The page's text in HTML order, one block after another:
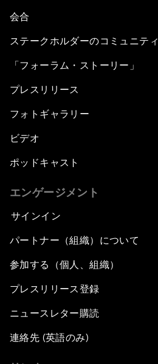
会合
ステークホルダーのコミュニティ
「フォーラム・ストーリー」
プレスリリース
フォトギャラリー
ビデオ
ポッドキャスト
エンゲージメント
サインイン
パートナー（組織）について
参加する（個人、組織）
プレスリリース登録
ニュースレター購読
連絡先 (英語のみ)